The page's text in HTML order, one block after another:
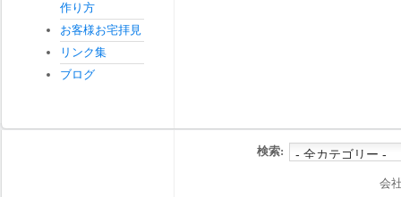
作り方
お客様お宅拝見
リンク集
ブログ
検索:
会